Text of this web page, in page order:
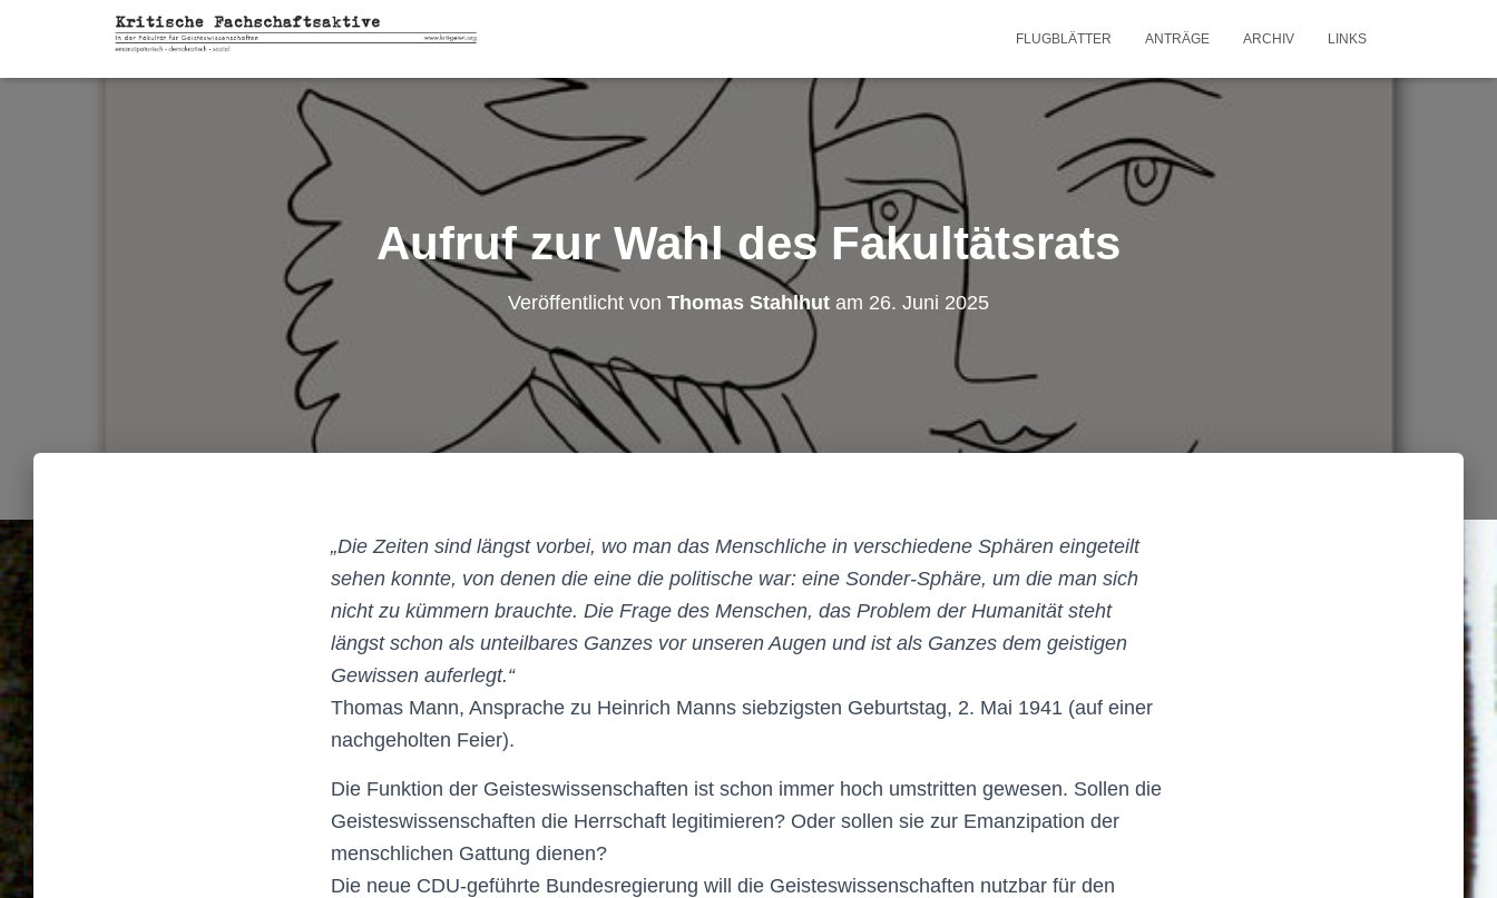
FLUGBLÄTTER ANTRÄGE ARCHIV LINKS
Aufruf zur Wahl des Fakultätsrats
Veröffentlicht von Thomas Stahlhut am 26. Juni 2025
„Die Zeiten sind längst vorbei, wo man das Menschliche in verschiedene Sphären eingeteilt
sehen konnte, von denen die eine die politische war: eine Sonder-Sphäre, um die man sich
nicht zu kümmern brauchte. Die Frage des Menschen, das Problem der Humanität steht
längst schon als unteilbares Ganzes vor unseren Augen und ist als Ganzes dem geistigen
Gewissen auferlegt.“
Thomas Mann, Ansprache zu Heinrich Manns siebzigsten Geburtstag, 2. Mai 1941 (auf einer
nachgeholten Feier).
Die Funktion der Geisteswissenschaften ist schon immer hoch umstritten gewesen. Sollen die
Geisteswissenschaften die Herrschaft legitimieren? Oder sollen sie zur Emanzipation der
menschlichen Gattung dienen?
Die neue CDU-geführte Bundesregierung will die Geisteswissenschaften nutzbar für den